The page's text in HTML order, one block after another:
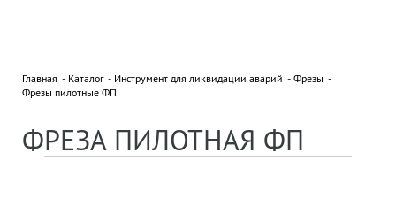
Главная Каталог Инструмент для ликвидации аварий
Фрезы
Фрезы пилотные ФП
ФРЕЗА ПИЛОТНАЯ ФП